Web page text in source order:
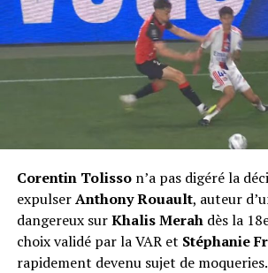
Corentin Tolisson’a pas digéré la
expulserAnthony Rouault, auteur
dangereux surKhalis Merahdès la
choix validé par la VAR et Stéphanie
rapidement devenu sujet de moqueries.